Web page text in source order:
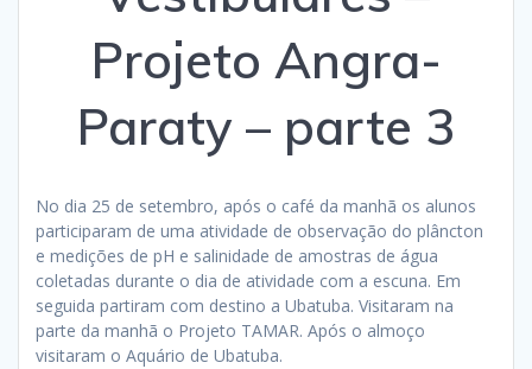
Projeto Angra-
Paraty – parte 3
No dia 25 de setembro, após o café da manhã os alunos
participaram de uma atividade de observação do plâncton
e medições de pH e salinidade de amostras de água
coletadas durante o dia de atividade com a escuna. Em
seguida partiram com destino a Ubatuba. Visitaram na
parte da manhã o Projeto TAMAR. Após o almoço
visitaram o Aquário de Ubatuba.